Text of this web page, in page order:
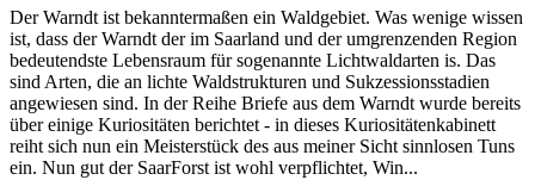
Der Warndt ist bekanntermaßen ein Waldgebiet. Was wenige wissen
ist, dass der Warndt der im Saarland und der umgrenzenden Region
bedeutendste Lebensraum für sogenannte Lichtwaldarten is. Das
sind Arten, die an lichte Waldstrukturen und Sukzessionsstadien
angewiesen sind. In der Reihe Briefe aus dem Warndt wurde bereits
über einige Kuriositäten berichtet - in dieses Kuriositätenkabinett
reiht sich nun ein Meisterstück des aus meiner Sicht sinnlosen Tuns
ein. Nun gut der SaarForst ist wohl verpflichtet, Win...